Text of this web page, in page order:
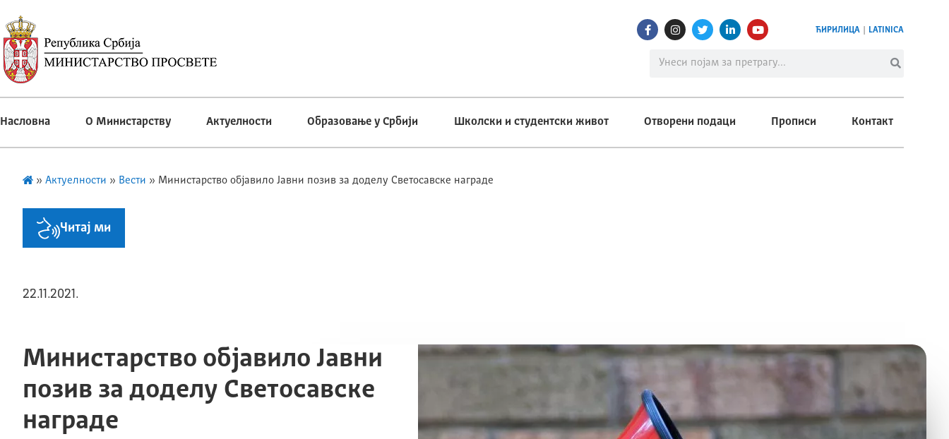
ЋИРИЛИЦА LATINICA
Насловна О Министарству Актуелности Образовање у Србији Школски и студентски живот Отворени подаци Прописи Контакт
» Актуелности » Вести » Министарство објавило Јавни позив за доделу Светосавске награде
Читај ми
22.11.2021.
Министарство објавило Јавни
позив за доделу Светосавске
награде